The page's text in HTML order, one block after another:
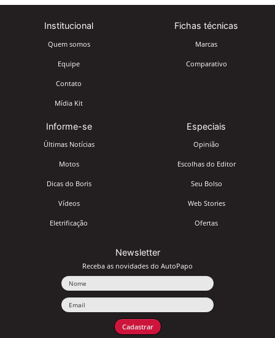
Institucional
Quem somos
Equipe
Contato
Mídia Kit
Fichas técnicas
Marcas
Comparativo
Informe-se
Últimas Notícias
Motos
Dicas do Boris
Vídeos
Eletrificação
Especiais
Opinião
Escolhas do Editor
Seu Bolso
Web Stories
Ofertas
Newsletter
Receba as novidades do AutoPapo
Cadastrar